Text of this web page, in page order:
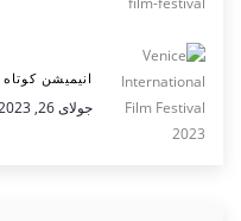
انیمیشن کوتاه
جولای 26, 2023